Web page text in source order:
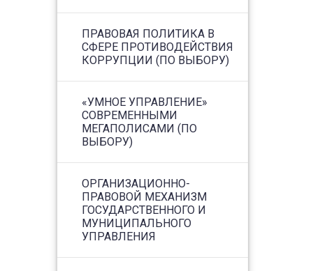
ПРАВОВАЯ ПОЛИТИКА В
СФЕРЕ ПРОТИВОДЕЙСТВИЯ
КОРРУПЦИИ (ПО ВЫБОРУ)
«УМНОЕ УПРАВЛЕНИЕ»
СОВРЕМЕННЫМИ
МЕГАПОЛИСАМИ (ПО
ВЫБОРУ)
ОРГАНИЗАЦИОННО-
ПРАВОВОЙ МЕХАНИЗМ
ГОСУДАРСТВЕННОГО И
МУНИЦИПАЛЬНОГО
УПРАВЛЕНИЯ